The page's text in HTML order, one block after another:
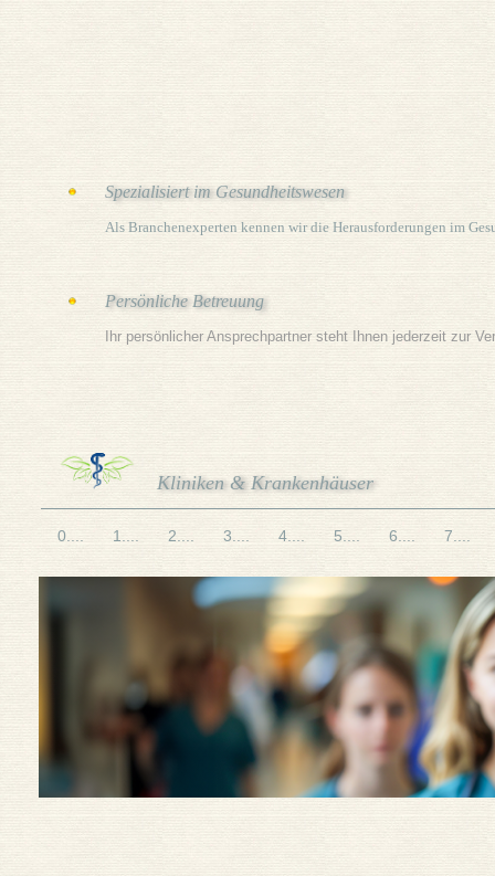
Spezialisiert im Gesundheitswesen
Als Branchenexperten kennen wir die Herausforderungen im
Persönliche Betreuung
Ihr persönlicher Ansprechpartner steht Ihnen jederzeit zur
Kliniken & Krankenhäuser
0.... 1.... 2.... 3.... 4.... 5.... 6.... 7....